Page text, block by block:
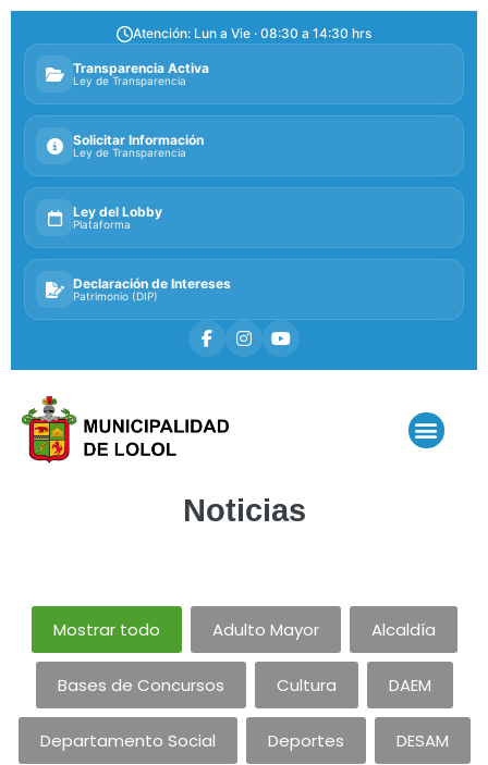
Atención: Lun a Vie · 08:30 a 14:30 hrs
Transparencia Activa
Ley de Transparencia
Solicitar Información
Ley de Transparencia
Ley del Lobby
Plataforma
Declaración de Intereses
Patrimonio (DIP)
Noticias
Mostrar todo Adulto Mayor Alcaldía
Bases de Concursos Cultura DAEM
Departamento Social Deportes DESAM